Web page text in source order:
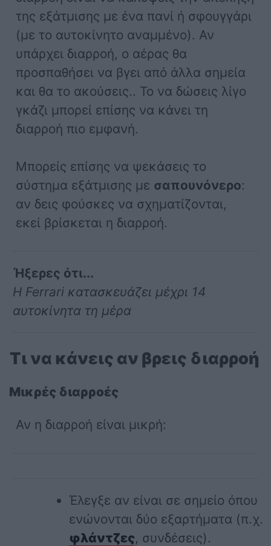
της εξάτμισης με ένα πανί ή σφουγγάρι
(με το αυτοκίνητο αναμμένο). Αν
υπάρχει διαρροή, ο αέρας θα
προσπαθήσει να βγει από άλλα σημεία
και θα το ακούσεις.. Το να δώσεις λίγο
γκάζι μπορεί επίσης να κάνει τη
διαρροή πιο εμφανή.
Μπορείς επίσης να ψεκάσεις το
σύστημα εξάτμισης με σαπουνόνερο:
αν δεις φούσκες να σχηματίζονται,
εκεί βρίσκεται η διαρροή.
Ήξερες ότι...
Η Ferrari κατασκευάζει μέχρι 14
αυτοκίνητα τη μέρα
Τι να κάνεις αν βρεις διαρροή
Μικρές διαρροές
Αν η διαρροή είναι μικρή:
Έλεγξε αν είναι σε σημείο όπου
ενώνονται δύο εξαρτήματα (π.χ.
φλάντζες, συνδέσεις).